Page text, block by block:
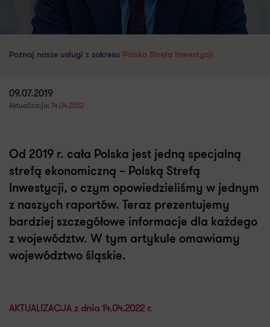
Poznaj nasze usługi z zakresu Polska Strefa Inwestycji
09.07.2019
Aktualizacja: 14.04.2022
Od 2019 r. cała Polska jest jedną specjalną
strefą ekonomiczną – Polską Strefą
Inwestycji, o czym opowiedzieliśmy w jednym
z naszych raportów. Teraz prezentujemy
bardziej szczegółowe informacje dla każdego
z województw. W tym artykule omawiamy
województwo śląskie.
AKTUALIZACJA z dnia 14.04.2022 r.